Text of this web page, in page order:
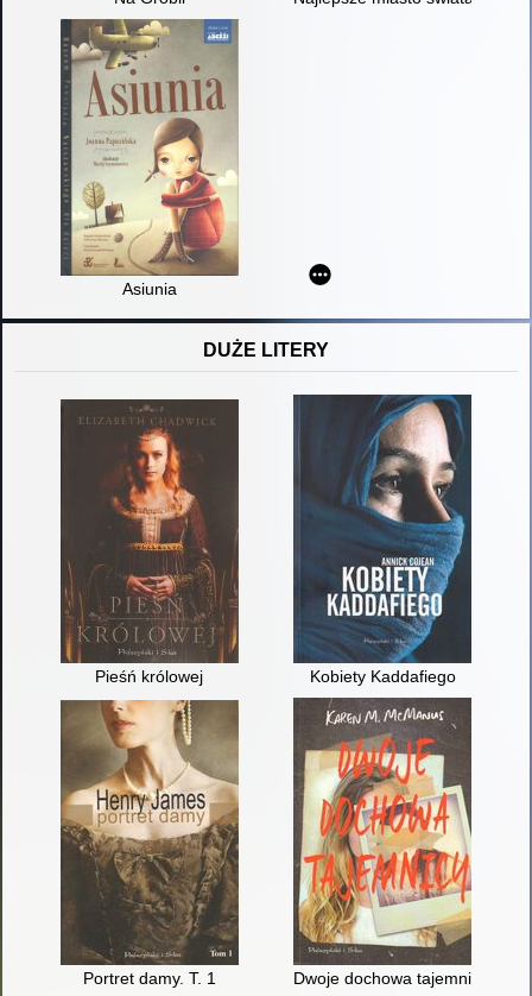
Asiunia
DUŻE LITERY
Pieśń królowej Kobiety Kaddafiego
Portret damy. T. 1 Dwoje dochowa tajemnicy